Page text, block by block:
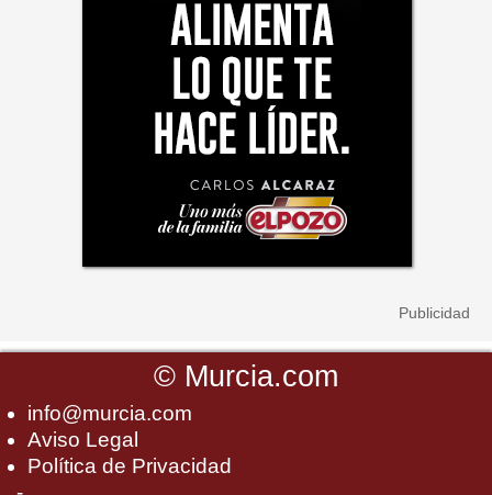
© Murcia.com
info@murcia.com
Aviso Legal
Política de Privacidad